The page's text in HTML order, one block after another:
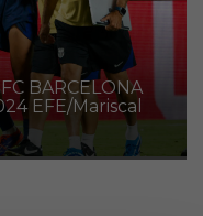
BARCELONA
EFE/Mariscal